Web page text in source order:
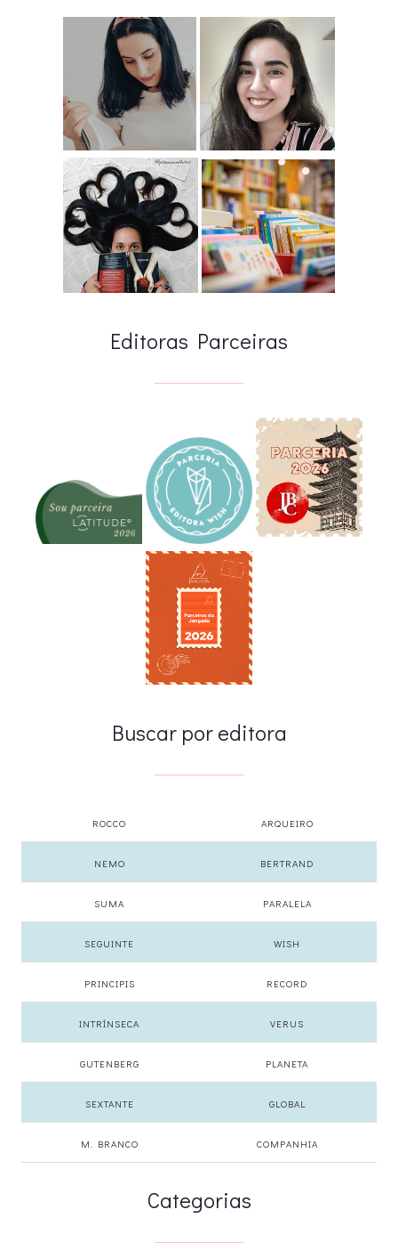
Editoras Parceiras
Buscar por editora
ROCCO ARQUEIRO
NEMO BERTRAND
SUMA PARALELA
SEGUINTE WISH
PRINCIPIS RECORD
INTRÍNSECA VERUS
GUTENBERG PLANETA
SEXTANTE GLOBAL
M. BRANCO COMPANHIA
Categorias